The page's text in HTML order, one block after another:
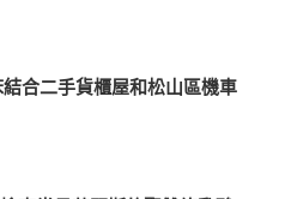
合二手貨櫃屋和松山區機車